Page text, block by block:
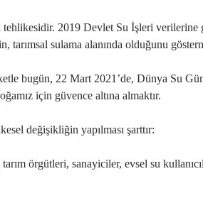
2019 Devlet Su İşleri verilerine
tarımsal sulama alanında olduğunu
bugün, 22 Mart 2021’de, Dünya Su
için güvence altına almaktır.
değişikliğin yapılması şarttır:
örgütleri, sanayiciler, evsel su